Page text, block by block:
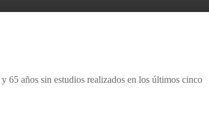
65 años sin estudios realizados en los últimos cinco